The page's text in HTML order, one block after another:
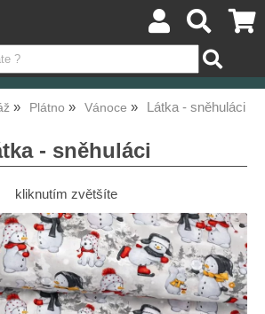
Plátno Vánoce Látka - sněhuláci
- sněhuláci
kliknutím zvětšíte